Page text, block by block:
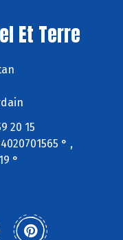
Et Terre
20 15
° ,
°